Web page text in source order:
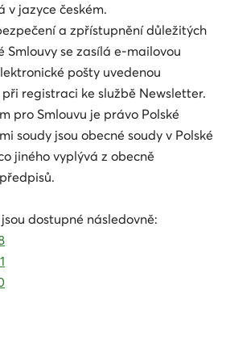
v jazyce českém.
a zpřístupnění důležitých
Smlouvy se zasílá e-mailovou
pošty uvedenou
registraci ke službě Newsletter.
pro Smlouvu je právo Polské
soudy jsou obecné soudy v Polské
jiného vyplývá z obecně
dostupné následovně: